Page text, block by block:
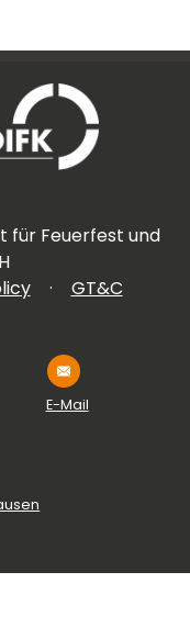
für Feuerfest und
· GT&C
E-Mail